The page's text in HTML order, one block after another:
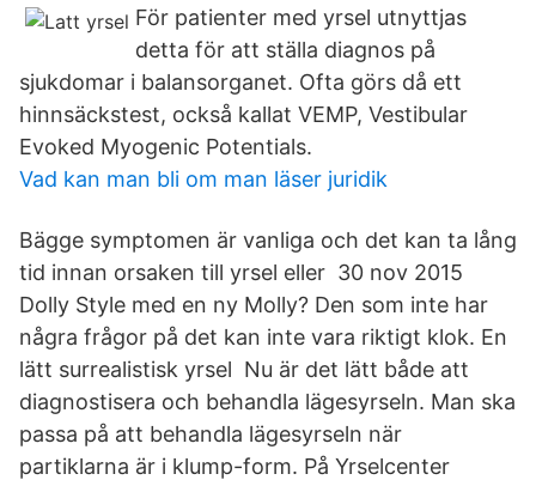
För patienter med yrsel utnyttjas
detta för att ställa diagnos på
sjukdomar i balansorganet. Ofta görs då ett
hinnsäckstest, också kallat VEMP, Vestibular
Evoked Myogenic Potentials.
Vad kan man bli om man läser juridik
Bägge symptomen är vanliga och det kan ta lång
tid innan orsaken till yrsel eller 30 nov 2015
Dolly Style med en ny Molly? Den som inte har
några frågor på det kan inte vara riktigt klok. En
lätt surrealistisk yrsel Nu är det lätt både att
diagnostisera och behandla lägesyrseln. Man ska
passa på att behandla lägesyrseln när
partiklarna är i klump-form. På Yrselcenter